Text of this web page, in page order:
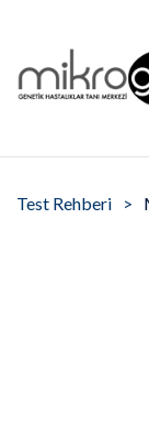
Test Rehberi